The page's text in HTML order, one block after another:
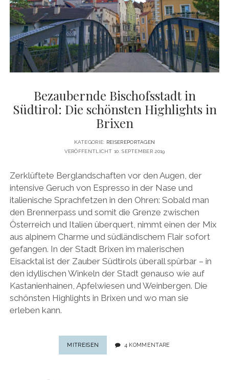
Bezaubernde Bischofsstadt in
Südtirol: Die schönsten Highlights in
Brixen
KATEGORIE: REISEREPORTAGEN
VERÖFFENTLICHT 10. SEPTEMBER 2019
Zerklüftete Berglandschaften vor den Augen, der
intensive Geruch von Espresso in der Nase und
italienische Sprachfetzen in den Ohren: Sobald man
den Brennerpass und somit die Grenze zwischen
Österreich und Italien überquert, nimmt einen der Mix
aus alpinem Charme und südländischem Flair sofort
gefangen. In der Stadt Brixen im malerischen
Eisacktal ist der Zauber Südtirols überall spürbar – in
den idyllischen Winkeln der Stadt genauso wie auf
Kastanienhainen, Apfelwiesen und Weinbergen. Die
schönsten Highlights in Brixen und wo man sie
erleben kann.
MITREISEN BEZAUBERNDE
BISCHOFSSTADT
4 KOMMENTARE